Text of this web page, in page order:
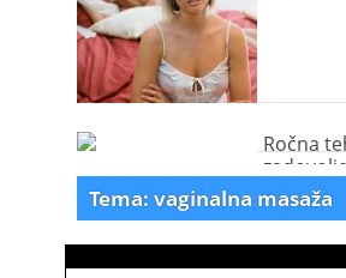
Ročna
kateri
užitka
Tema: vaginalna masaža